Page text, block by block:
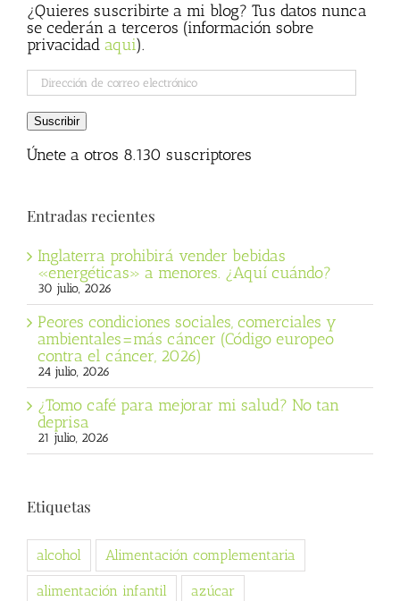
¿Quieres suscribirte a mi blog? Tus datos nunca
se cederán a terceros (información sobre
privacidad aqui).
Dirección
de
correo
electrónico
Suscribir
Únete a otros 8.130 suscriptores
Entradas recientes
Inglaterra prohibirá vender bebidas
«energéticas» a menores. ¿Aquí cuándo?
30 julio, 2026
Peores condiciones sociales, comerciales y
ambientales=más cáncer (Código europeo
contra el cáncer, 2026)
24 julio, 2026
¿Tomo café para mejorar mi salud? No tan
deprisa
21 julio, 2026
Etiquetas
alcohol Alimentación complementaria
alimentación infantil azúcar